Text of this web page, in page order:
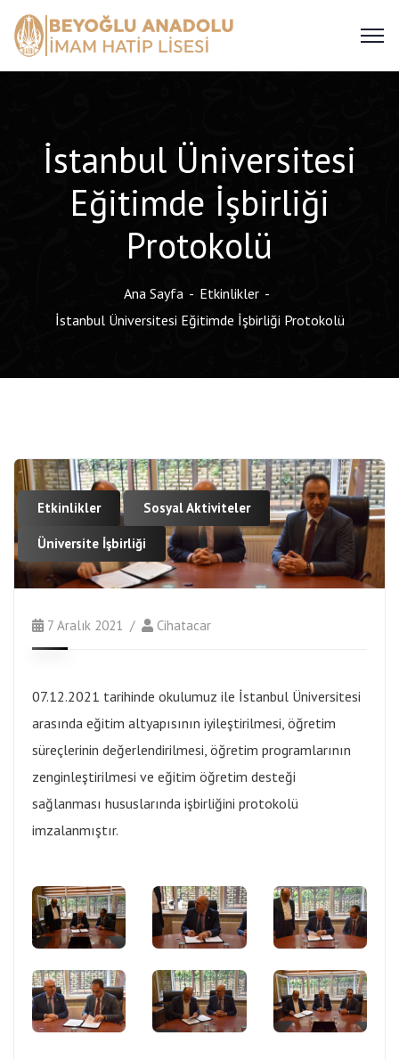
İstanbul Üniversitesi
Eğitimde İşbirliği
Protokolü
Ana Sayfa
Etkinlikler
İstanbul Üniversitesi Eğitimde İşbirliği Protokolü
Etkinlikler Sosyal Aktiviteler
Üniversite İşbirliği
7 Aralık 2021 Cihatacar
07.12.2021 tarihinde okulumuz ile İstanbul Üniversitesi
arasında eğitim altyapısının iyileştirilmesi, öğretim
süreçlerinin değerlendirilmesi, öğretim programlarının
zenginleştirilmesi ve eğitim öğretim desteği
sağlanması hususlarında işbirliğini protokolü
imzalanmıştır.